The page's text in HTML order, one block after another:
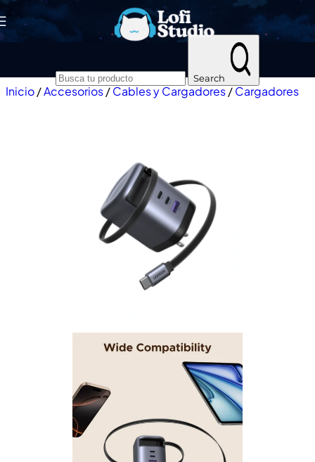
Skip to navigation Skip to main content
Search
Inicio/Accesorios/Cables y Cargadores/Cargadores